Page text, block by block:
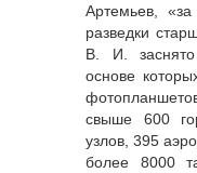
Артемьев,
разведки
В. И.
основе
свыше 600
узлов, 395
более 8000